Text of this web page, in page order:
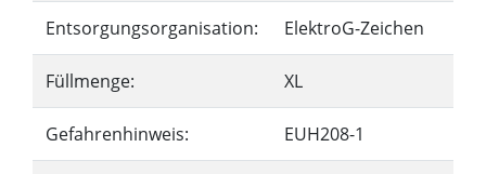
Entsorgungsorganisation: ElektroG-Zeichen
Füllmenge: XL
Gefahrenhinweis: EUH208-1